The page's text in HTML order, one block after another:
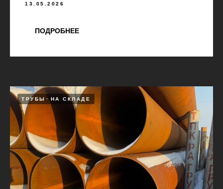
13.05.2026
ПОДРОБНЕЕ
ТРУБЫ НА СКЛАДЕ